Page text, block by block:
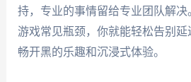
持，专业的事情留给专业团队解
游戏常见瓶颈，你就能轻松告别
畅开黑的乐趣和沉浸式体验。